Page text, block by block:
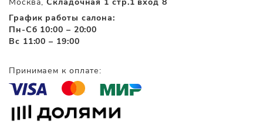
График работы салона:
Пн-Сб 10:00 – 20:00
Вс 11:00 – 19:00
Принимаем к оплате: